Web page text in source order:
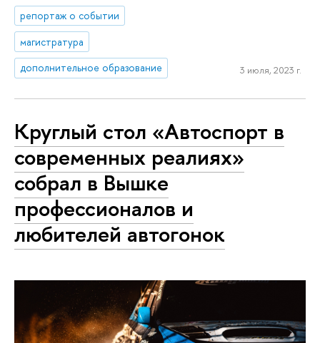
репортаж о событии
магистратура
дополнительное образование
3 июля, 2023 г.
Круглый стол «Автоспорт в
современных реалиях»
собрал в Вышке
профессионалов и
любителей автогонок